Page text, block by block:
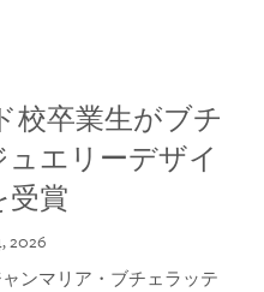
校卒業生がブチ
エリーデザイ
受賞
2026
ンマリア・ブチェラッテ